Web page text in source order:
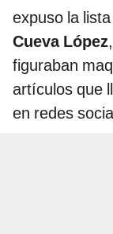
expuso la
Cueva López
figuraban
artículos que
en redes